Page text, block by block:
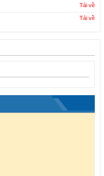
Tải về
Tải về